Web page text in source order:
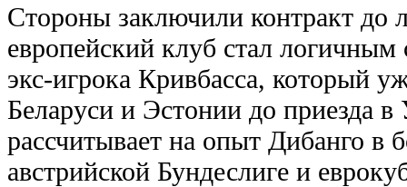
Стороны заключили контракт до
европейский клуб стал
экс-игрока Кривбасса, который
Беларуси и Эстонии до приезда
рассчитывает на опыт Дибанго в
австрийской Бундеслиге и